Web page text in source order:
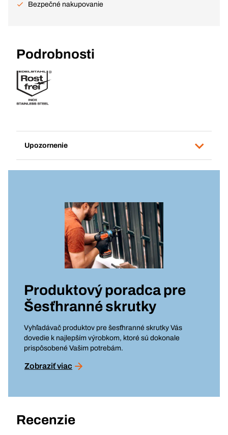
Bezpečné nakupovanie
Podrobnosti
Upozornenie
Produktový poradca pre
Šesťhranné skrutky
Vyhľadávač produktov pre šesťhranné skrutky Vás
dovedie k najlepším výrobkom, ktoré sú dokonale
prispôsobené Vašim potrebám.
Zobraziť viac
Recenzie